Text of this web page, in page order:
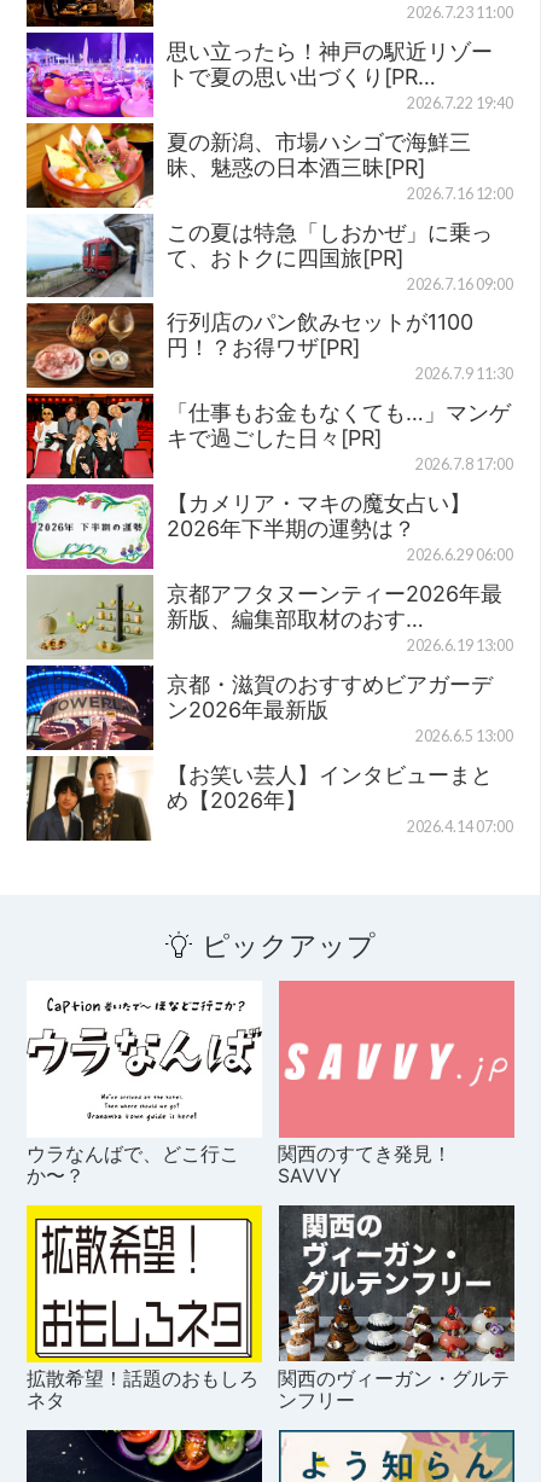
2026.7.23 11:00
思い立ったら！神戸の駅近リゾー
トで夏の思い出づくり[PR…
2026.7.22 19:40
夏の新潟、市場ハシゴで海鮮三
昧、魅惑の日本酒三昧[PR]
2026.7.16 12:00
この夏は特急「しおかぜ」に乗っ
て、おトクに四国旅[PR]
2026.7.16 09:00
行列店のパン飲みセットが1100
円！？お得ワザ[PR]
2026.7.9 11:30
「仕事もお金もなくても…」マンゲ
キで過ごした日々[PR]
2026.7.8 17:00
【カメリア・マキの魔女占い】
2026年下半期の運勢は？
2026.6.29 06:00
京都アフタヌーンティー2026年最
新版、編集部取材のおす…
2026.6.19 13:00
京都・滋賀のおすすめビアガーデ
ン2026年最新版
2026.6.5 13:00
【お笑い芸人】インタビューまと
め【2026年】
2026.4.14 07:00
ピックアップ
ウラなんばで、どこ行こ
か〜？
関西のすてき発見！
SAVVY
拡散希望！話題のおもしろ
ネタ
関西のヴィーガン・グルテ
ンフリー